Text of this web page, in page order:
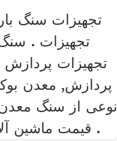
تجهیزات سنگ
تجهیزات .
تجهیزات پردازش
پردازش, معدن
نوعی از سنگ
قیمت ماشین آلات سنگ آهک .